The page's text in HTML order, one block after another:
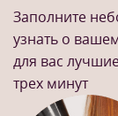
Заполните
узнать о
для вас
трех минут